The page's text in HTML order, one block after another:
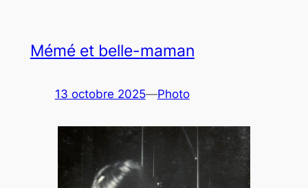
Mémé et belle-maman
13 octobre 2025—Photo